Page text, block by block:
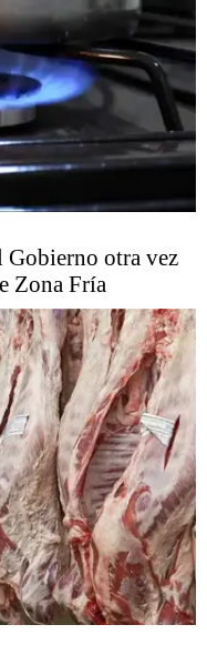
otra vez
Zona Fría